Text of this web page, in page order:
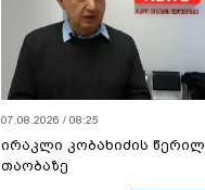
07.08.2026 / 08:25
ირაკლი კობახიძის
თაობაზე